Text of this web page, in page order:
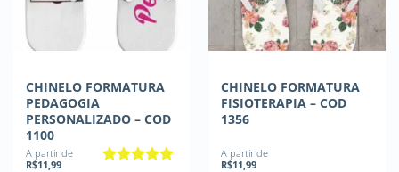
CHINELO FORMATURA
PEDAGOGIA
PERSONALIZADO – COD
1100
A partir de
R$11,99
CHINELO FORMATURA
FISIOTERAPIA – COD
1356
A partir de
R$11,99